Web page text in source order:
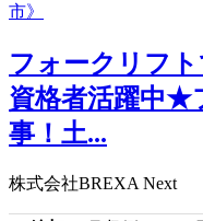
フォークリフ
資格者活躍中★
事！土...
株式会社BREXA Next